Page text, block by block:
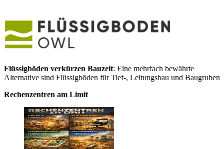
Flüssigböden verkürzen Bauzeit: Eine mehrfach bewährte
Alternative sind Flüssigböden für Tief-, Leitungsbau und Baugruben
Rechenzentren am Limit